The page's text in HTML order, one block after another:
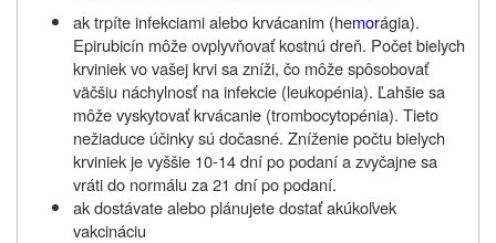
ak trpíte infekciami alebo krvácanim (hemorágia).
Epirubicín môže ovplyvňovať kostnú dreň. Počet bielych
krviniek vo vašej krvi sa zníži, čo môže spôsobovať
väčšiu náchylnosť na infekcie (leukopénia). Ľahšie sa
môže vyskytovať krvácanie (trombocytopénia). Tieto
nežiaduce účinky sú dočasné. Zníženie počtu bielych
krviniek je vyššie 10-14 dní po podaní a zvyčajne sa
vráti do normálu za 21 dní po podaní.
ak dostávate alebo plánujete dostať akúkoľvek
vakcináciu